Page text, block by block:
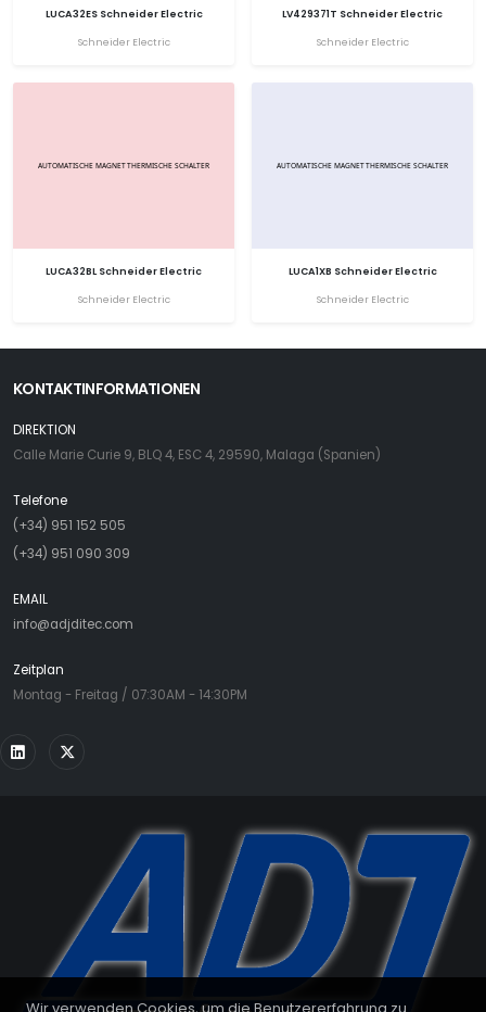
LUCA32ES Schneider Electric
Schneider Electric
LV429371T Schneider Electric
Schneider Electric
LUCA32BL Schneider Electric
Schneider Electric
LUCA1XB Schneider Electric
Schneider Electric
KONTAKTINFORMATIONEN
DIREKTION
Calle Marie Curie 9, BLQ 4, ESC 4, 29590, Malaga (Spanien)
Telefone
(+34) 951 152 505
(+34) 951 090 309
EMAIL
info@adjditec.com
Zeitplan
Montag - Freitag / 07:30AM - 14:30PM